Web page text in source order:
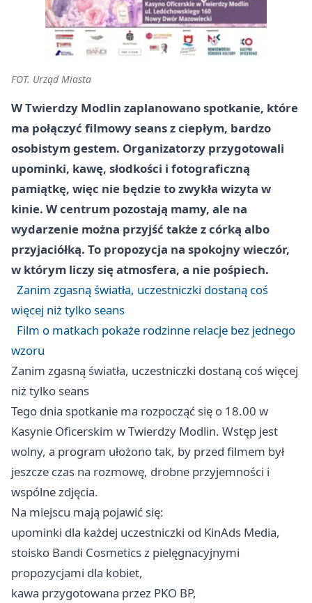
FOT. Urząd Miasta
W Twierdzy Modlin zaplanowano spotkanie, które
ma połączyć filmowy seans z ciepłym, bardzo
osobistym gestem. Organizatorzy przygotowali
upominki, kawę, słodkości i fotograficzną
pamiątkę, więc nie będzie to zwykła wizyta w
kinie. W centrum pozostają mamy, ale na
wydarzenie można przyjść także z córką albo
przyjaciółką. To propozycja na spokojny wieczór,
w którym liczy się atmosfera, a nie pośpiech.
Zanim zgasną światła, uczestniczki dostaną coś
więcej niż tylko seans
Film o matkach pokaże rodzinne relacje bez jednego
wzoru
Zanim zgasną światła, uczestniczki dostaną coś więcej
niż tylko seans
Tego dnia spotkanie ma rozpocząć się o 18.00 w
Kasynie Oficerskim w Twierdzy Modlin. Wstęp jest
wolny, a program ułożono tak, by przed filmem był
jeszcze czas na rozmowę, drobne przyjemności i
wspólne zdjęcia.
Na miejscu mają pojawić się:
upominki dla każdej uczestniczki od KinAds Media,
stoisko Bandi Cosmetics z pielęgnacyjnymi
propozycjami dla kobiet,
kawa przygotowana przez PKO BP,